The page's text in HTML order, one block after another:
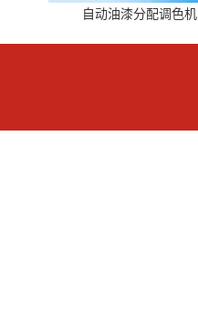
自动油漆分配调色机